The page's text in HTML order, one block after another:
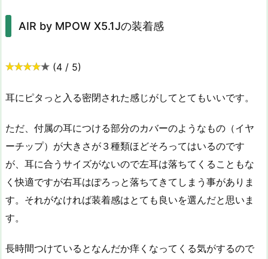
AIR by MPOW X5.1Jの装着感
(4 / 5)
耳にピタっと入る密閉された感じがしてとてもいいです。
ただ、付属の耳につける部分のカバーのようなもの（イヤ
ーチップ）が大きさが３種類ほどそろってはいるのです
が、耳に合うサイズがないので左耳は落ちてくることもな
く快適ですが右耳はぽろっと落ちてきてしまう事がありま
す。それがなければ装着感はとても良いを選んだと思いま
す。
長時間つけているとなんだか痒くなってくる気がするので